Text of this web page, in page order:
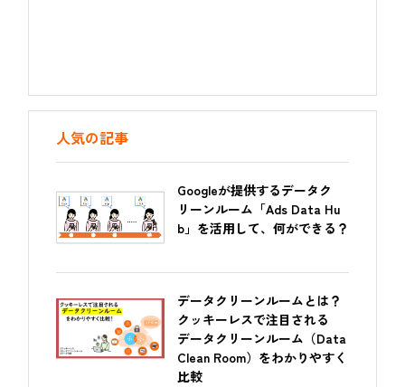
人気の記事
Googleが提供するデータク
リーンルーム「Ads Data Hu
b」を活用して、何ができる？
データクリーンルームとは？
クッキーレスで注目される
データクリーンルーム（Data
Clean Room）をわかりやすく
比較